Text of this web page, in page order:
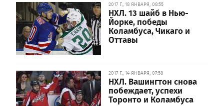
2017 Г., 18 ЯНВАРЯ, 08:55
НХЛ. 13 шайб в Нью-
Йорке, победы
Коламбуса, Чикаго и
Оттавы
2017 Г., 14 ЯНВАРЯ, 07:58
НХЛ. Вашингтон снова
побеждает, успехи
Торонто и Коламбуса